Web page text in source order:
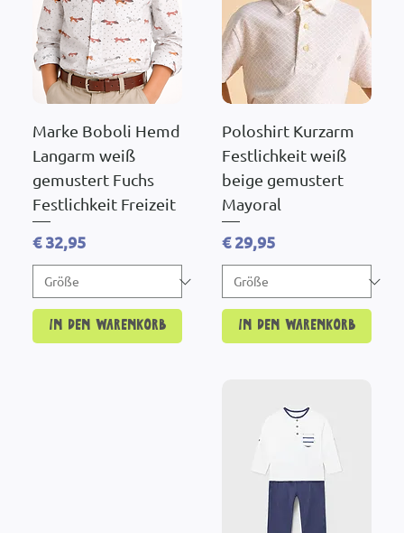
Marke Boboli Hemd
Langarm weiß
gemustert Fuchs
Festlichkeit Freizeit
Preis
€ 32,95
In den Warenkorb
Poloshirt Kurzarm
Festlichkeit weiß
beige gemustert
Mayoral
Preis
€ 29,95
In den Warenkorb